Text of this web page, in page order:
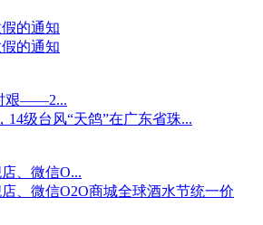
的通知
的通知
艰——2...
14级台风“天鸽”在广东省珠...
、微信O...
、微信O2O商城全球酒水节统一价